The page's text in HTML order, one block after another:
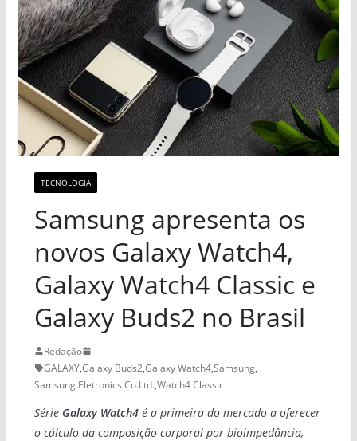
TECNOLOGIA
Samsung apresenta os
novos Galaxy Watch4,
Galaxy Watch4 Classic e
Galaxy Buds2 no Brasil
Redação
GALAXY,Galaxy Buds2,Galaxy Watch4,Samsung,
Samsung Eletronics Co.Ltd.,Watch4 Classic
Série Galaxy Watch4 é a primeira do mercado a oferecer
o cálculo da composição corporal por bioimpedância,